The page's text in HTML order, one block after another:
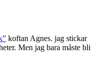
koftan Agnes. jag stickar
Men jag bara måste bli